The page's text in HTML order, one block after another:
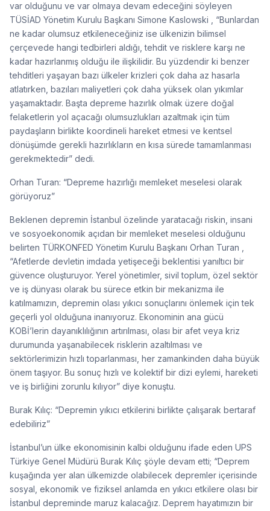
var olduğunu ve var olmaya devam edeceğini söyleyen
TÜSİAD Yönetim Kurulu Başkanı Simone Kaslowski , “Bunlardan
ne kadar olumsuz etkileneceğiniz ise ülkenizin bilimsel
çerçevede hangi tedbirleri aldığı, tehdit ve risklere karşı ne
kadar hazırlanmış olduğu ile ilişkilidir. Bu yüzdendir ki benzer
tehditleri yaşayan bazı ülkeler krizleri çok daha az hasarla
atlatırken, bazıları maliyetleri çok daha yüksek olan yıkımlar
yaşamaktadır. Başta depreme hazırlık olmak üzere doğal
felaketlerin yol açacağı olumsuzlukları azaltmak için tüm
paydaşların birlikte koordineli hareket etmesi ve kentsel
dönüşümde gerekli hazırlıkların en kısa sürede tamamlanması
gerekmektedir” dedi.
Orhan Turan: “Depreme hazırlığı memleket meselesi olarak
görüyoruz”
Beklenen depremin İstanbul özelinde yaratacağı riskin, insani
ve sosyoekonomik açıdan bir memleket meselesi olduğunu
belirten TÜRKONFED Yönetim Kurulu Başkanı Orhan Turan ,
“Afetlerde devletin imdada yetişeceği beklentisi yanıltıcı bir
güvence oluşturuyor. Yerel yönetimler, sivil toplum, özel sektör
ve iş dünyası olarak bu sürece etkin bir mekanizma ile
katılmamızın, depremin olası yıkıcı sonuçlarını önlemek için tek
geçerli yol olduğuna inanıyoruz. Ekonominin ana gücü
KOBİ’lerin dayanıklılığının artırılması, olası bir afet veya kriz
durumunda yaşanabilecek risklerin azaltılması ve
sektörlerimizin hızlı toparlanması, her zamankinden daha büyük
önem taşıyor. Bu sonuç hızlı ve kolektif bir dizi eylemi, hareketi
ve iş birliğini zorunlu kılıyor” diye konuştu.
Burak Kılıç: “Depremin yıkıcı etkilerini birlikte çalışarak bertaraf
edebiliriz”
İstanbul’un ülke ekonomisinin kalbi olduğunu ifade eden UPS
Türkiye Genel Müdürü Burak Kılıç şöyle devam etti; “Deprem
kuşağında yer alan ülkemizde olabilecek depremler içerisinde
sosyal, ekonomik ve fiziksel anlamda en yıkıcı etkilere olası bir
İstanbul depreminde maruz kalacağız. Deprem hayatımızın bir